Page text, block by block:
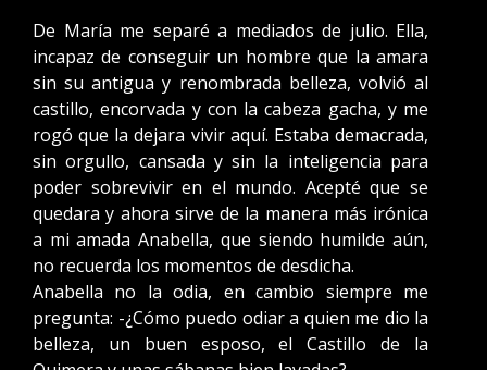
De María me separé a mediados de julio. Ella,
incapaz de conseguir un hombre que la amara
sin su antigua y renombrada belleza, volvió al
castillo, encorvada y con la cabeza gacha, y me
rogó que la dejara vivir aquí. Estaba demacrada,
sin orgullo, cansada y sin la inteligencia para
poder sobrevivir en el mundo. Acepté que se
quedara y ahora sirve de la manera más irónica
a mi amada Anabella, que siendo humilde aún,
no recuerda los momentos de desdicha.
Anabella no la odia, en cambio siempre me
pregunta: -¿Cómo puedo odiar a quien me dio la
belleza, un buen esposo, el Castillo de la